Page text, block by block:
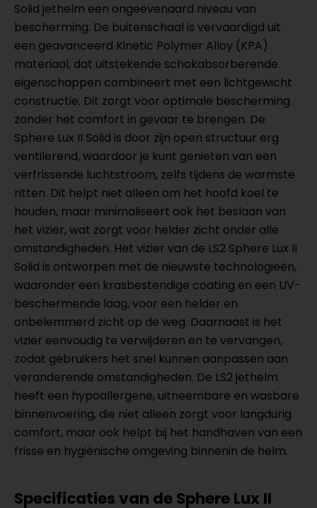
Solid jethelm een ongeëvenaard niveau van
bescherming. De buitenschaal is vervaardigd uit
een geavanceerd Kinetic Polymer Alloy (KPA)
materiaal, dat uitstekende schokabsorberende
eigenschappen combineert met een lichtgewicht
constructie. Dit zorgt voor optimale bescherming
zonder het comfort in gevaar te brengen. De
Sphere Lux II Solid is door zijn open structuur erg
ventilerend, waardoor je kunt genieten van een
verfrissende luchtstroom, zelfs tijdens de warmste
ritten. Dit helpt niet alleen om het hoofd koel te
houden, maar minimaliseert ook het beslaan van
het vizier, wat zorgt voor helder zicht onder alle
omstandigheden. Het vizier van de LS2 Sphere Lux II
Solid is ontworpen met de nieuwste technologieën,
waaronder een krasbestendige coating en een UV-
beschermende laag, voor een helder en
onbelemmerd zicht op de weg. Daarnaast is het
vizier eenvoudig te verwijderen en te vervangen,
zodat gebruikers het snel kunnen aanpassen aan
veranderende omstandigheden. De LS2 jethelm
heeft een hypoallergene, uitneembare en wasbare
binnenvoering, die niet alleen zorgt voor langdurig
comfort, maar ook helpt bij het handhaven van een
frisse en hygiënische omgeving binnenin de helm.
Specificaties van de Sphere Lux II